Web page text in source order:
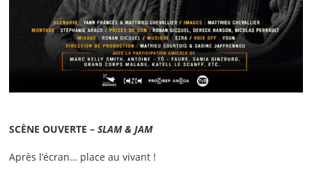
SCÈNE OUVERTE– SLAM & JAM
Après l’écran… place au vivant !